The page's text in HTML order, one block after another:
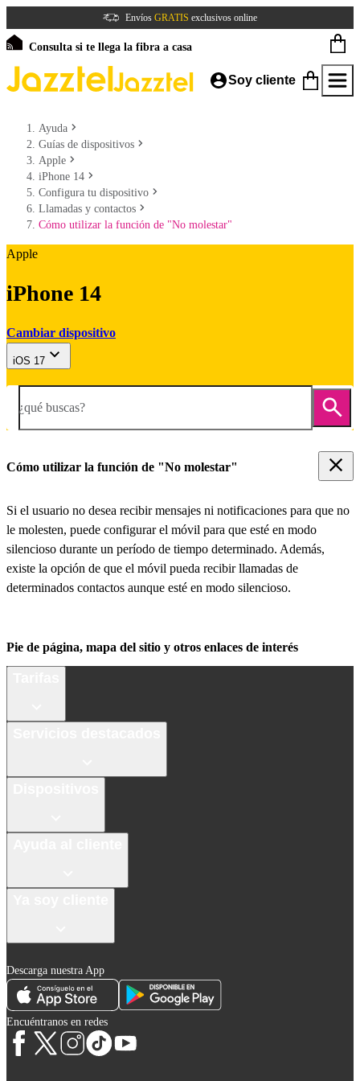
Envíos GRATIS exclusivos online
Consulta si te llega la fibra a casa
Soy cliente
Ayuda
Guías de dispositivos
Apple
iPhone 14
Configura tu dispositivo
Llamadas y contactos
Cómo utilizar la función de "No molestar"
Apple
iPhone 14
Cambiar dispositivo
iOS 17
¿qué buscas?
Cómo utilizar la función de "No molestar"
Si el usuario no desea recibir mensajes ni notificaciones para que no
le molesten, puede configurar el móvil para que esté en modo
silencioso durante un período de tiempo determinado. Además,
existe la opción de que el móvil pueda recibir llamadas de
determinados contactos aunque esté en modo silencioso.
Pie de página, mapa del sitio y otros enlaces de interés
Descarga nuestra App
Encuéntranos en redes